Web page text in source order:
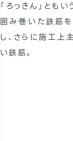
実績
事例
よくあるご質問
「ろっきん」とも
囲み巻いた鉄筋
し、さらに施工上
い鉄筋。